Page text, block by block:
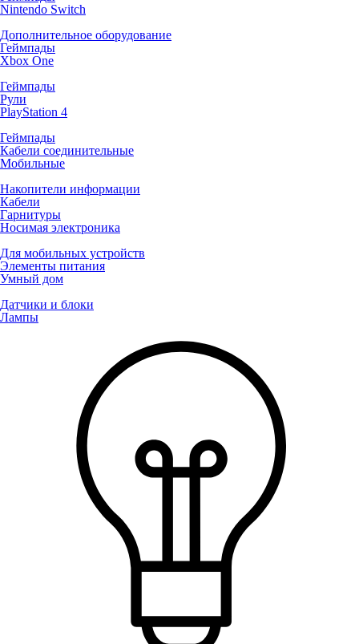
Nintendo Switch
Дополнительное оборудование
Геймпады
Xbox One
Геймпады
Рули
PlayStation 4
Геймпады
Кабели соединительные
Мобильные
Накопители информации
Кабели
Гарнитуры
Носимая электроника
Для мобильных устройств
Элементы питания
Умный дом
Датчики и блоки
Лампы